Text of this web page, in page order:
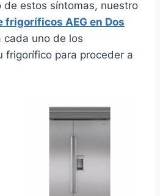
de estos síntomas, nuestro
AEG en Dos
cada uno de los
frigorífico para proceder a